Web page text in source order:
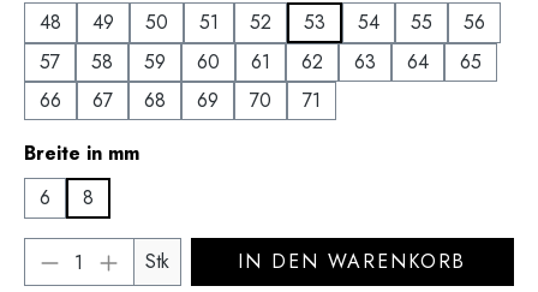
48
49 50 51 52 53 54 55
56
57
58 59 60 61 62 63 64
65
66
67 68 69 70
71
Breite in mmauswählen
6
8
Produkt Anzahl: Gib den gewünschten
Stk IN DEN WARENKORB